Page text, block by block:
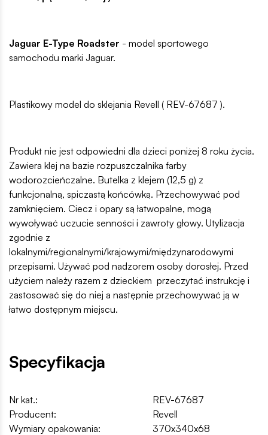
Jaguar E-Type Roadster - model sportowego
samochodu marki Jaguar.
Plastikowy model do sklejania Revell ( REV-67687 ).
Produkt nie jest odpowiedni dla dzieci poniżej 8 roku życia.
Zawiera klej na bazie rozpuszczalnika farby
wodorozcieńczalne. Butelka z klejem (12,5 g) z
funkcjonalną, spiczastą końcówką. Przechowywać pod
zamknięciem. Ciecz i opary są łatwopalne, mogą
wywoływać uczucie senności i zawroty głowy. Utylizacja
zgodnie z
lokalnymi/regionalnymi/krajowymi/międzynarodowymi
przepisami. Używać pod nadzorem osoby dorosłej. Przed
użyciem należy razem z dzieckiem przeczytać instrukcję i
zastosować się do niej a następnie przechowywać ją w
łatwo dostępnym miejscu.
Specyfikacja
Nr kat.:
REV-67687
Producent:
Revell
Wymiary opakowania:
370x340x68